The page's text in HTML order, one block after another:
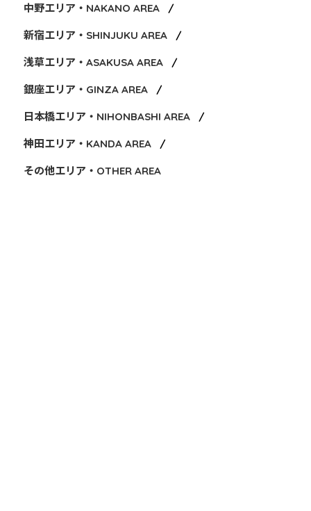
中野エリア・NAKANO AREA
新宿エリア・SHINJUKU AREA
浅草エリア・ASAKUSA AREA
銀座エリア・GINZA AREA
日本橋エリア・NIHONBASHI AREA
神田エリア・KANDA AREA
その他エリア・OTHER AREA